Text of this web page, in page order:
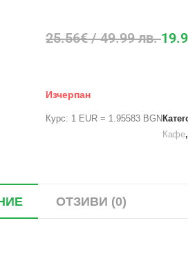
25.56€/ 49.99 лв.
Изчерпан
Курс: 1 EUR = 1.95583 BGN
Кафе,
ОТЗИВИ (0)